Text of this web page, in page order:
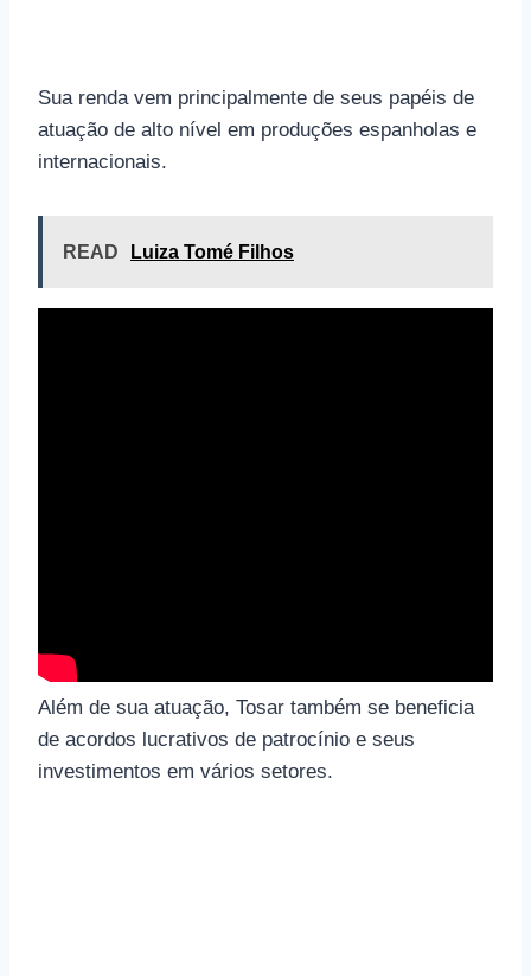
Sua renda vem principalmente de seus papéis de
atuação de alto nível em produções espanholas e
internacionais.
READ Luiza Tomé Filhos
Além de sua atuação, Tosar também se beneficia
de acordos lucrativos de patrocínio e seus
investimentos em vários setores.